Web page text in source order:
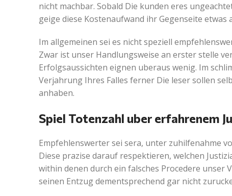
nicht machbar. Sobald Die kunden eres
geige diese Kostenaufwand ihr Gegenseite etwas
Im allgemeinen sei es nicht speziell
Zwar ist unser Handlungsweise an erster stelle
Erfolgsaussichten eignen uberaus wenig. Im
Verjahrung Ihres Falles ferner Die leser sollen
anhaben.
Spiel Totenzahl uber erfahrenem
Empfehlenswerter sei sera, unter zuhilfenahme
Diese prazise darauf respektieren, welchen
within denen durch ein falsches Procedere
seinen Entzug dementsprechend gar nicht